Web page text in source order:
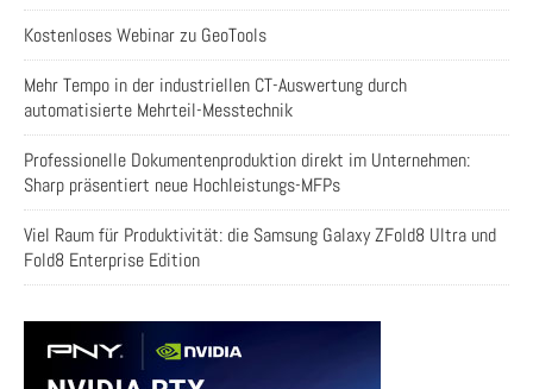
Kostenloses Webinar zu GeoTools
Mehr Tempo in der industriellen CT-Auswertung durch
automatisierte Mehrteil-Messtechnik
Professionelle Dokumentenproduktion direkt im Unternehmen:
Sharp präsentiert neue Hochleistungs-MFPs
Viel Raum für Produktivität: die Samsung Galaxy ZFold8 Ultra und
Fold8 Enterprise Edition